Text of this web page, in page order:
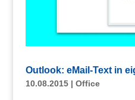
Outlook: eMail-Text in
10.08.2015| Office